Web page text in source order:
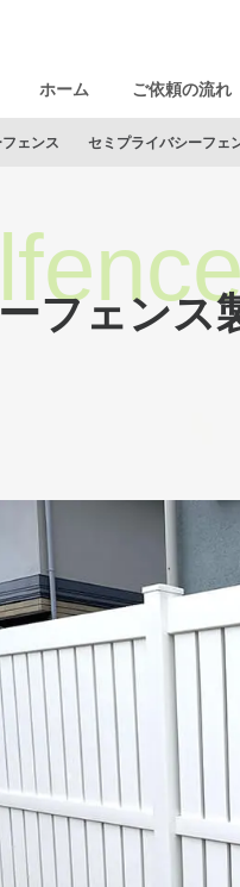
ホーム ご依頼の流れ
ェンス セミプライバシーフェ
フェンス